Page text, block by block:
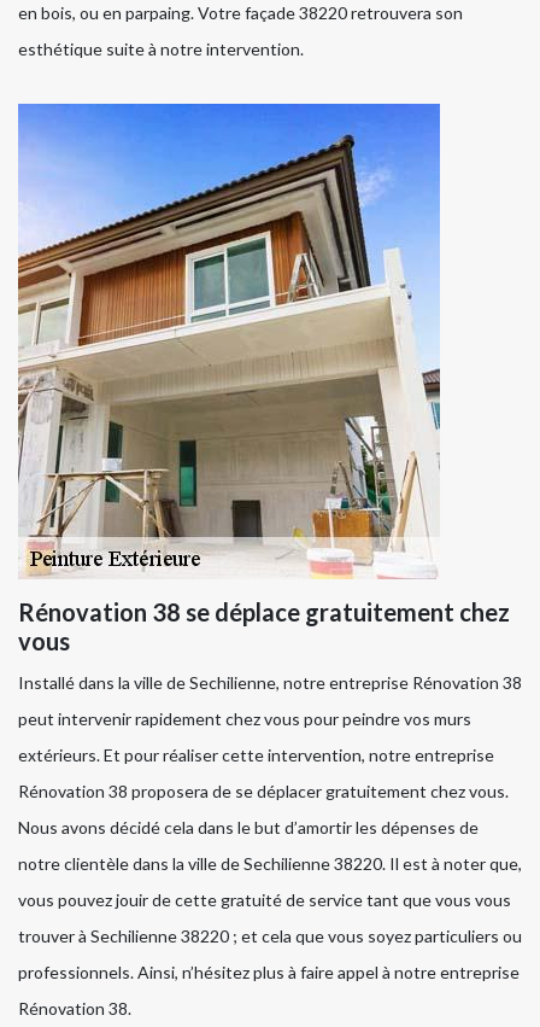
en bois, ou en parpaing. Votre façade 38220 retrouvera son
esthétique suite à notre intervention.
Rénovation 38 se déplace gratuitement chez
vous
Installé dans la ville de Sechilienne, notre entreprise Rénovation 38
peut intervenir rapidement chez vous pour peindre vos murs
extérieurs. Et pour réaliser cette intervention, notre entreprise
Rénovation 38 proposera de se déplacer gratuitement chez vous.
Nous avons décidé cela dans le but d’amortir les dépenses de
notre clientèle dans la ville de Sechilienne 38220. Il est à noter que,
vous pouvez jouir de cette gratuité de service tant que vous vous
trouver à Sechilienne 38220 ; et cela que vous soyez particuliers ou
professionnels. Ainsi, n’hésitez plus à faire appel à notre entreprise
Rénovation 38.